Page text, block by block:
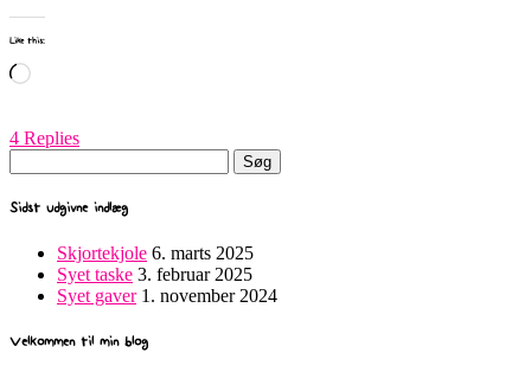
Like this:
Loading…
4 Replies
efter:
Sidst udgivne indlæg
Skjortekjole 6. marts 2025
Syet taske 3. februar 2025
Syet gaver 1. november 2024
Velkommen til min blog